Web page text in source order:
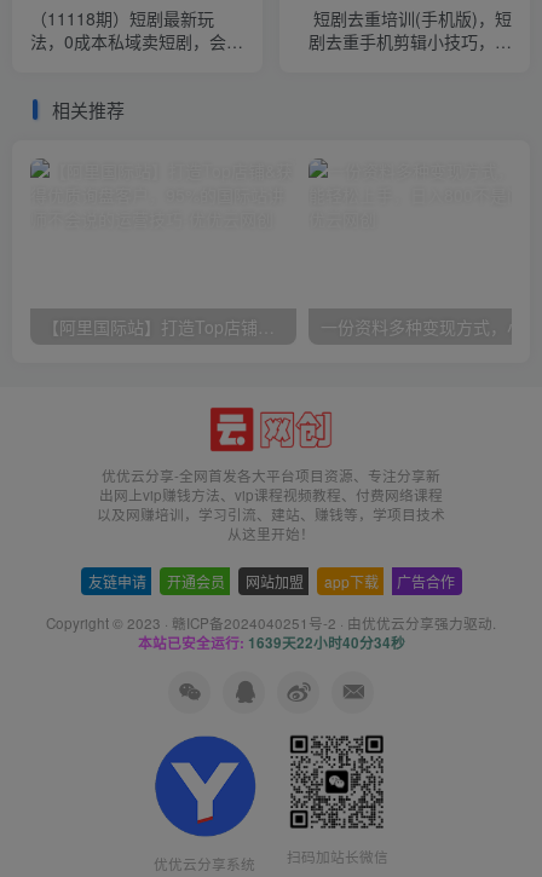
（11118期）短剧最新玩
法，0成本私域卖短剧，会复
短剧去重培训(手机版)，短
剧去重手机剪辑小技巧，轻
相关推荐
优优云分享-全网首发各大平台项目资源、专注分享新
出网上vip赚钱方法、vip课程视频教程、付费网络课程
以及网赚培训，学习引流、建站、赚钱等，学项目技术
从这里开始！
友链申请 开通会员 网站加盟 app下载 广告合作
Copyright © 2023 · 赣ICP备2024040251号-2 · 由优优云分享强力驱动.
本站已安全运行: 1639天22小时40分34秒
优优云分享系统
扫码加站长微信